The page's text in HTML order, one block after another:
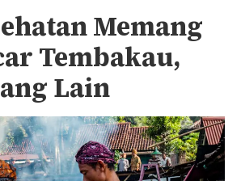
Memang
Tembakau,
Lain